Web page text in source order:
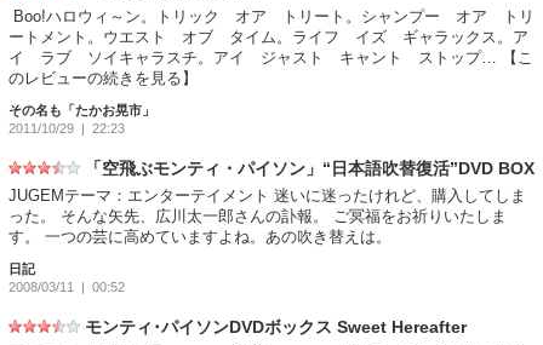
Boo!ハロウィ～ン。トリック オア トリート。シャンプー オア トリ
ートメント。ウエスト オブ タイム。ライフ イズ ギャラックス。ア
イ ラブ ソイキャラスチ。アイ ジャスト キャント ストップ…
【こ
のレビューの続きを見る】
その名も「たかお晃市」
2011/10/29 | 22:23
「空飛ぶモンティ・パイソン」“日本語吹替復活”DVD BOX
JUGEMテーマ：エンターテイメント 迷いに迷ったけれど、購入してしま
った。 そんな矢先、広川太一郎さんの訃報。 ご冥福をお祈りいたしま
す。 一つの芸に高めていますよね。あの吹き替えは。
日記
2008/03/11
| 00:52
モンティ･パイソンDVDボックス Sweet Hereafter